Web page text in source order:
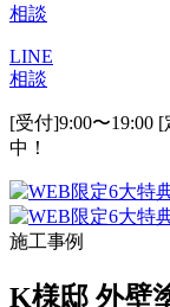
相談
LINE
相談
[受付]9:00〜19:00
中！
施工事例
K様邸 外壁